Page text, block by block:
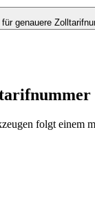
für genauere
folgt einem